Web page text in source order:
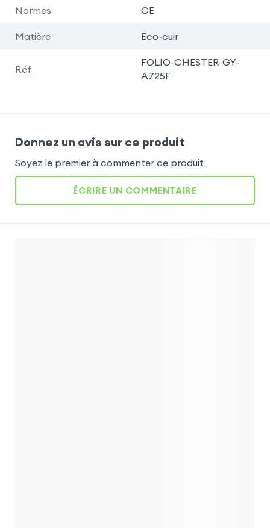
Normes CE
Matière Eco-cuir
Réf
FOLIO-CHESTER-GY-
A725F
Donnez un avis sur ce produit
Soyez le premier à commenter ce produit
ÉCRIRE UN COMMENTAIRE